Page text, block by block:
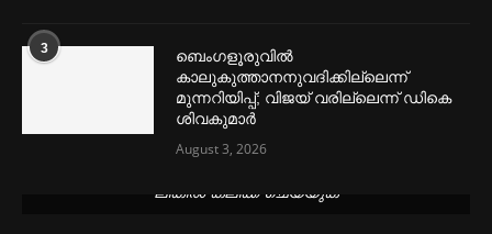
3
ബെംഗളൂരുവില്‍
കാലുകുത്താനനുവദിക്കില്ലെന്ന്
മുന്നറിയിപ്പ്; വിജയ് വരില്ലെന്ന് ഡികെ
ശിവകുമാര്‍
August 3, 2026
ലിങ്കിൽ ക്ലിക്ക് ചെയ്യുക